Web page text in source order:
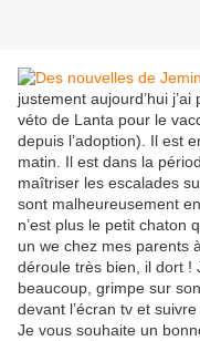
justement aujourd’hui
véto de Lanta pour le
depuis l’adoption). Il est
matin. Il est dans la
maîtriser les escalades
sont malheureusement
n’est plus le petit chaton
un we chez mes parents
déroule très bien, il dort !
beaucoup, grimpe sur
devant l’écran tv et
Je vous souhaite un